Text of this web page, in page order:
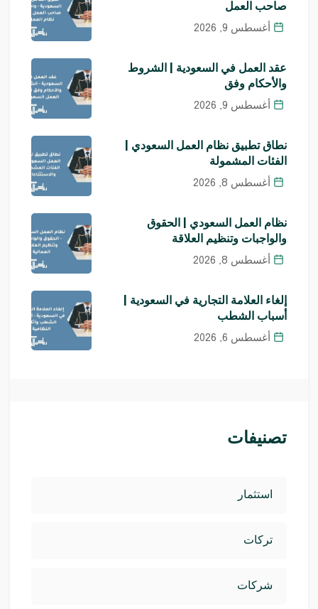
صاحب العمل
أغسطس 9, 2026
عقد العمل في السعودية | الشروط
والأحكام وفق
أغسطس 9, 2026
نطاق تطبيق نظام العمل السعودي |
الفئات المشمولة
أغسطس 8, 2026
نظام العمل السعودي | الحقوق
والواجبات وتنظيم العلاقة
أغسطس 8, 2026
إلغاء العلامة التجارية في السعودية |
أسباب الشطب
أغسطس 6, 2026
تصنيفات
استثمار
تركات
شركات